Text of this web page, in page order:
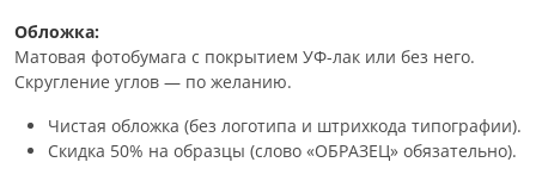
Обложка:
Матовая фотобумага с покрытием УФ-лак или без него.
Скругление углов — по желанию.
Чистая обложка (без логотипа и штрихкода типографии).
Скидка 50% на образцы (слово «ОБРАЗЕЦ» обязательно).